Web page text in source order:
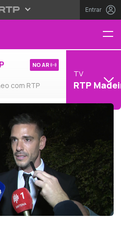
Entrar
com RTP
NO AR
TV
RTP